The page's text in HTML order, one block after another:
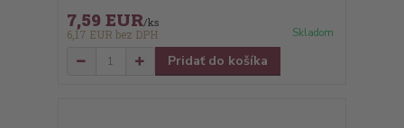
7,59 EUR/ks
6,17 EUR bez DPH Skladom
Pridať do košíka